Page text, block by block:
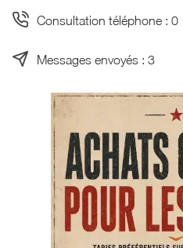
Consultation téléphone : 0
Messages envoyés : 3